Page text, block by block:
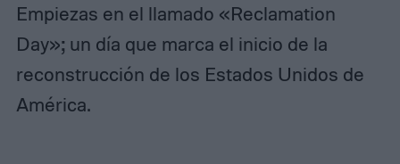
Empiezas en el llamado «Reclamation
Day»; un día que marca el inicio de la
reconstrucción de los Estados Unidos de
América.